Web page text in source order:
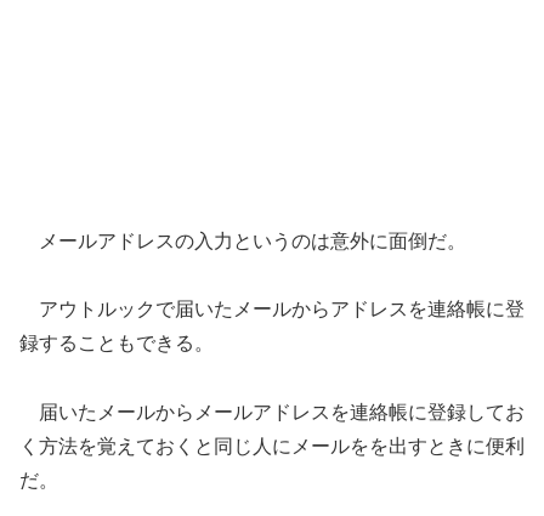
メールアドレスの入力というのは意外に面倒だ。
アウトルックで届いたメールからアドレスを連絡帳に登
録することもできる。
届いたメールからメールアドレスを連絡帳に登録してお
く方法を覚えておくと同じ人にメールをを出すときに便利
だ。